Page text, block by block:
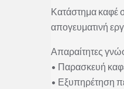
Κατάστημα καφέ
απογευματινή
Απαραίτητες
• Παρασκευή
• Εξυπηρέτηση